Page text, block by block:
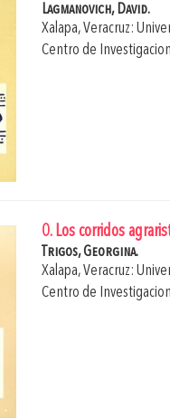
Lagmanovich, David.
Xalapa, Veracruz:
Centro de
0. Los corridos
Trigos, Georgina.
Xalapa, Veracruz:
Centro de